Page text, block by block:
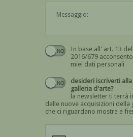
In base all' art. 13 del
2016/679 acconsento al trattamento
miei dati personali
desideri iscriverti alla
galleria d'arte?
la newsletter ti terrà
delle nuove acquisizioni della
che ci riguardano mostre e